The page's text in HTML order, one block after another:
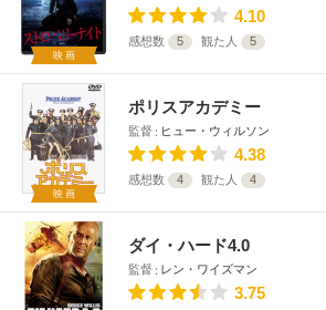
映画
4.10
感想数 5 観た人 5
映画
ポリスアカデミー
監督 ヒュー・ウィルソン
4.38
感想数 4 観た人 4
ダイ・ハード4.0
監督 レン・ワイズマン
3.75